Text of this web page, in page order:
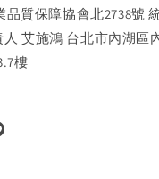
品質保障協會北2738號
人 艾施鴻 台北市內湖區
樓